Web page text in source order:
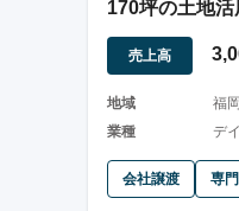
170坪の土地
売上高
地域
福
業種
デ
会社譲渡 専